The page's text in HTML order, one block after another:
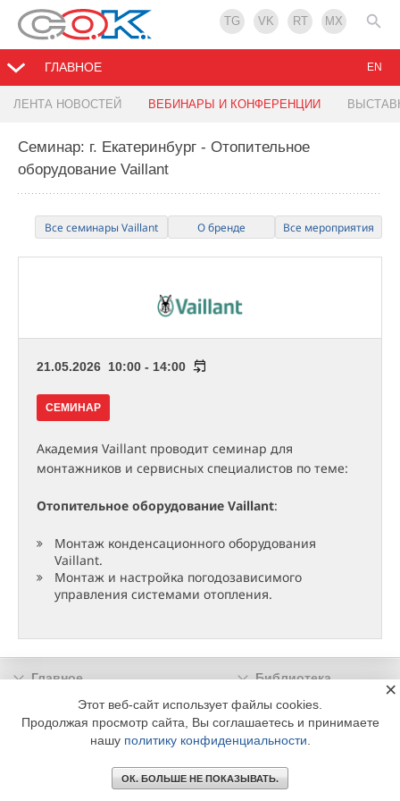
TG VK RT MX
ГЛАВНОЕ
ЛЕНТА НОВОСТЕЙ ВЕБИНАРЫ И КОНФЕРЕНЦИИ
EN
Семинар: г. Екатеринбург - Отопительное
оборудование Vaillant
Все семинары Vaillant О бренде Все мероприятия
21.05.2026 10:00 - 14:00
СЕМИНАР
Академия Vaillant проводит семинар для
монтажников и сервисных специалистов по теме:
Отопительное оборудование Vaillant:
Монтаж конденсационного оборудования
Vaillant.
Монтаж и настройка погодозависимого
управления системами отопления.
Главное
Библиотека
Подписка
Реклама
Информация
© 2002 - 2026 OOO Издательский дом «МЕДИА ТЕХНОЛОДЖИ» +7 (495) 665-00-
Этот веб-сайт использует файлы cookies.
Продолжая просмотр сайта, Вы соглашаетесь и принимаете
нашу политику конфиденциальности
ОК. БОЛЬШЕ НЕ ПОКАЗЫВАТЬ.
×